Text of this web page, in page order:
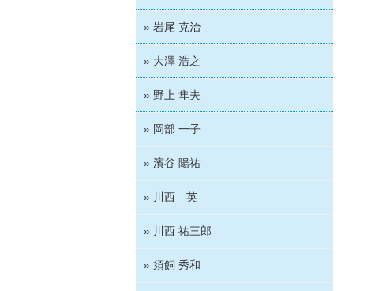
» 岩尾 克治
» 大澤 浩之
» 野上 隼夫
» 岡部 一子
» 濱谷 陽祐
» 川西 英
» 川西 祐三郎
» 須飼 秀和